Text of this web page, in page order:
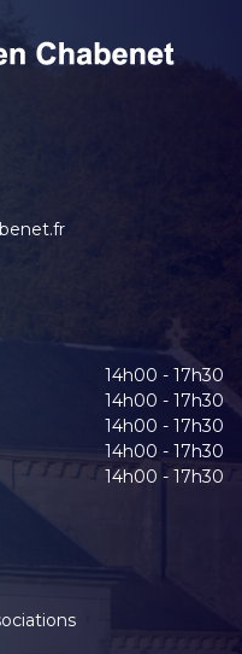
14h00 - 17h30
14h00 - 17h30
14h00 - 17h30
14h00 - 17h30
14h00 - 17h30